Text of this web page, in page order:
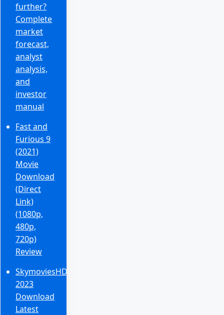
further?
Complete
market
forecast,
analyst
analysis,
and
investor
manual
Fast and
Furious 9
(2021)
Movie
Download
(Direct
Link)
(1080p,
480p,
720p)
Review
SkymoviesHD
2023
Download
Latest